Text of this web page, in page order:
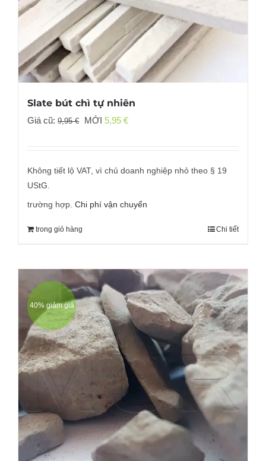
Slate bút chì tự nhiên
Giá cũ: 9,95€
Giá
9,95 €
MỚI 5,95 €Giá
là:
Không tiết lộ VAT, vì chủ doanh nghiệp nhỏ theo § 19
UStG.
trường hợp. Chi phí vận chuyển
trong giỏ hàng Chi tiết
40% giảm giá